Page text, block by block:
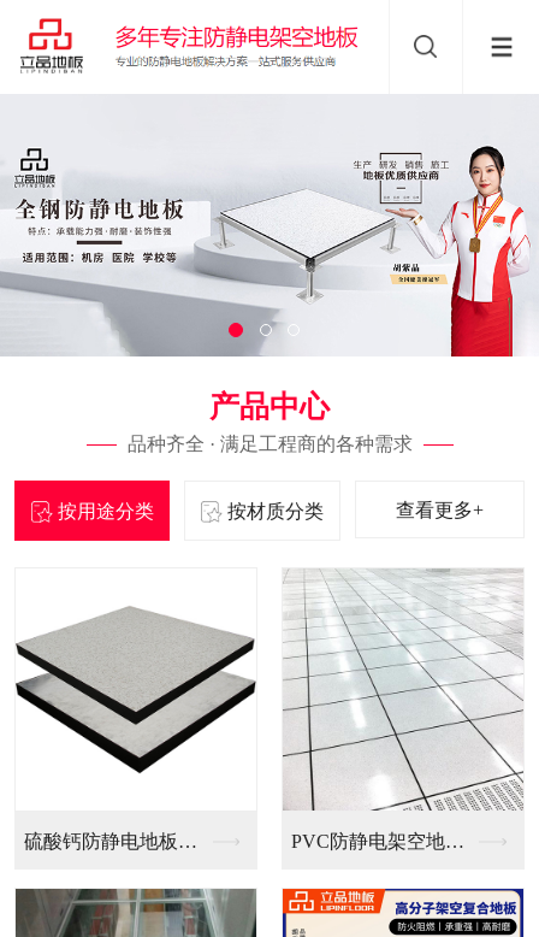
产品中心
品种齐全 · 满足工程商的各种需求
按用途分类 按材质分类 查看更多+
PVC防静电架空地板... 全钢无边防静电地板